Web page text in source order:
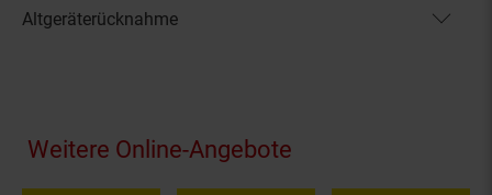
Altgeräterücknahme
Fußzeile
Weitere Online-Angebote